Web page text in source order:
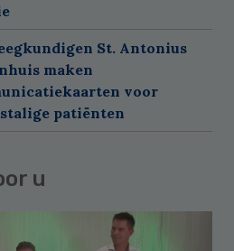
St. Antonius
maken
voor
patiënten
u